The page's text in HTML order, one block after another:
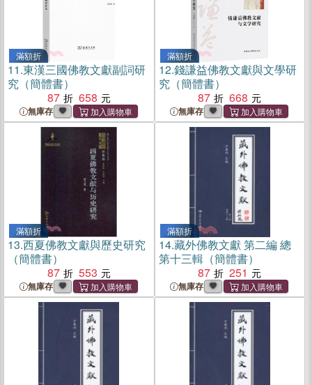
滿額折
11.東漢三國佛教文獻副詞研
究（簡體書）
87
658
無庫存
滿額折
12.錢謙益佛教文獻與文學研
究（簡體書）
87
668
無庫存
滿額折
13.西夏佛教文獻與歷史研究
（簡體書）
87
553
無庫存
滿額折
14.藏外佛教文獻 第二編 總
第十三輯（簡體書）
87
251
無庫存